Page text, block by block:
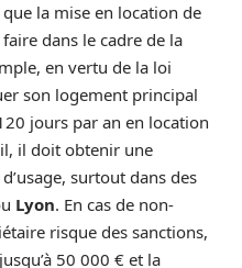
la mise en location de
dans le cadre de la
en vertu de la loi
son logement principal
jours par an en location
il doit obtenir une
surtout dans des
Lyon. En cas de non-
risque des sanctions,
50 000 € et la